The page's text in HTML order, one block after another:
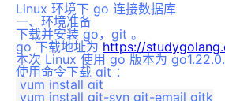
Linux 环境下 go 连接数据库
一、环境准备
下载并安装 go，git 。
go 下载地址为 https://
本次 Linux 使用 go 版本为
使用命令下载 git ：
yum install git